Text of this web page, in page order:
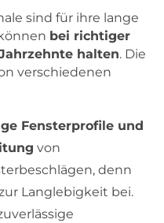
sind für ihre lange
bei richtiger
halten. Die
verschiedenen
Fensterprofile und
von
denn
Langlebigkeit bei.